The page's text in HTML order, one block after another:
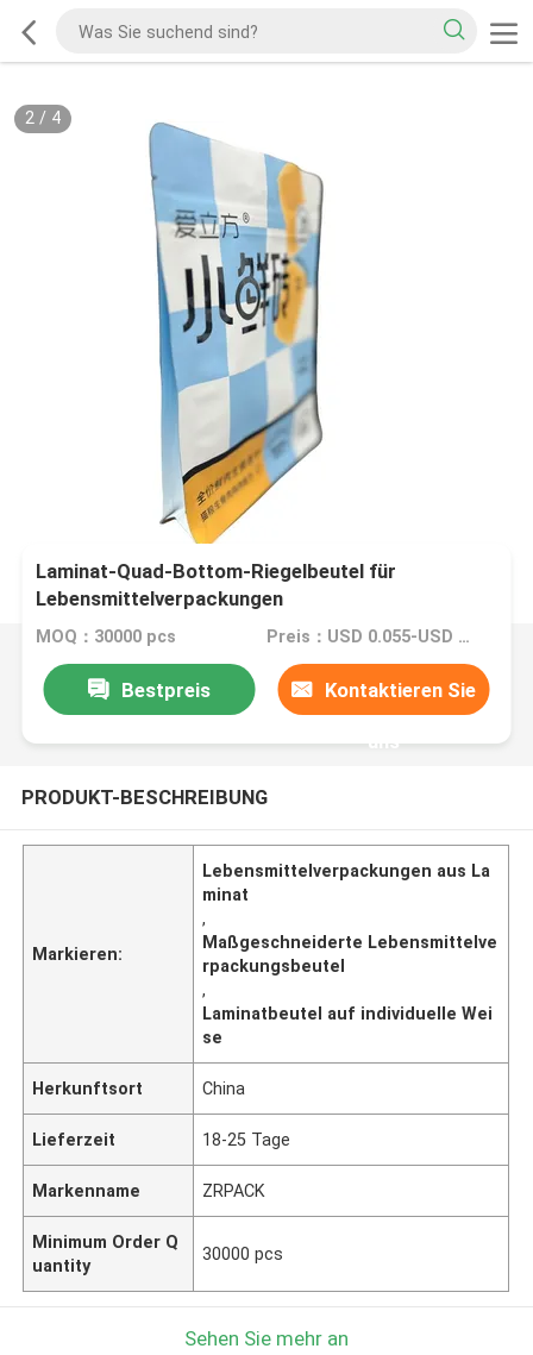
2/ 4
Laminat-Quad-Bottom-Riegelbeutel für
Lebensmittelverpackungen
MOQ：30000 pcs Preis：USD 0.055-USD 0.15
Bestpreis Kontaktieren Sie
uns
PRODUKT-BESCHREIBUNG
Markieren:
Lebensmittelverpackungen aus La
minat
,
Maßgeschneiderte Lebensmittelve
rpackungsbeutel
,
Laminatbeutel auf individuelle Wei
se
Herkunftsort China
Lieferzeit 18-25 Tage
Markenname ZRPACK
Minimum Order Q
uantity
30000 pcs
Sehen Sie mehr an